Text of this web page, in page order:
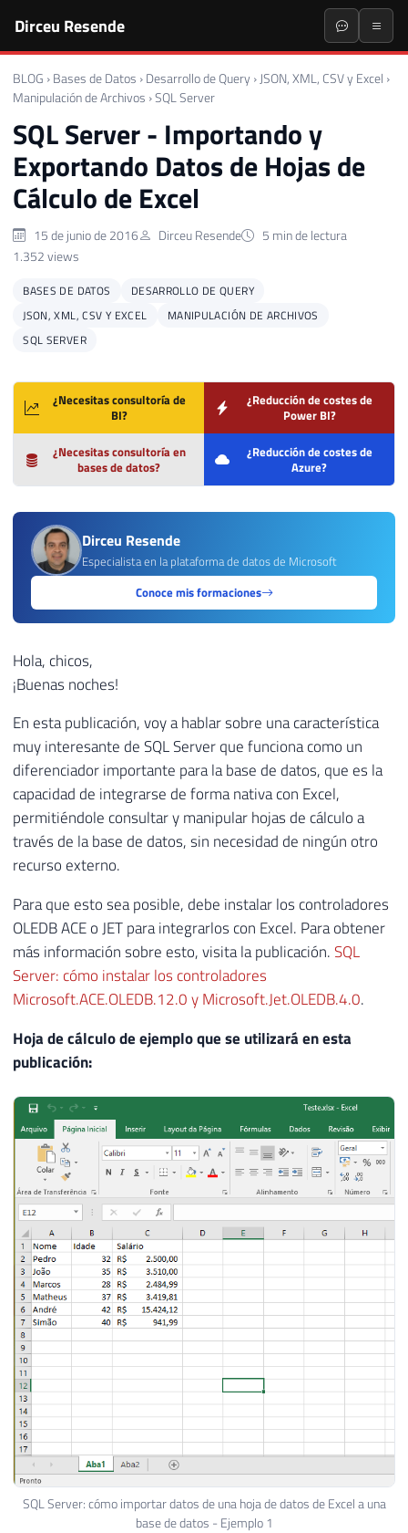
Dirceu Resende
BLOG › Bases de Datos › Desarrollo de Query ›JSON, XML, CSV y Excel ›
Manipulación de Archivos ›SQL Server
SQL Server - Importando y
Exportando Datos de Hojas de
Cálculo de Excel
15 de junio de 2016 Dirceu Resende
5 min de lectura
1.352 views
BASES DE DATOS
DESARROLLO DE QUERY
JSON, XML, CSV Y EXCEL
MANIPULACIÓN DE ARCHIVOS
SQL SERVER
¿Necesitas consultoría de
BI?
¿Reducción de costes de
Power BI?
¿Necesitas consultoría en
bases de datos?
¿Reducción de costes de
Azure?
Dirceu Resende
Especialista en la plataforma de datos de Microsoft
Conoce mis formaciones
Hola, chicos,
¡Buenas noches!
En esta publicación, voy a hablar sobre una característica
muy interesante de SQL Server que funciona como un
diferenciador importante para la base de datos, que es la
capacidad de integrarse de forma nativa con Excel,
permitiéndole consultar y manipular hojas de cálculo a
través de la base de datos, sin necesidad de ningún otro
recurso externo.
Para que esto sea posible, debe instalar los controladores
OLEDB ACE o JET para integrarlos con Excel. Para obtener
más información sobre esto, visita la publicación.SQL
Server: cómo instalar los controladores
Microsoft.ACE.OLEDB.12.0 y Microsoft.Jet.OLEDB.4.0.
Hoja de cálculo de ejemplo que se utilizará en esta
publicación:
SQL Server: cómo importar datos de una hoja de datos de Excel a una
base de datos - Ejemplo 1